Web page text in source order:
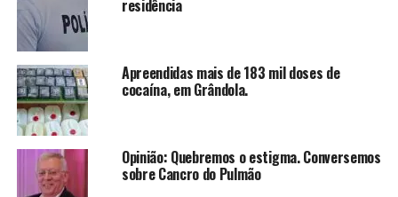
residência
Apreendidas mais de 183 mil doses de
cocaína, em Grândola.
Opinião: Quebremos o estigma. Conversemos
sobre Cancro do Pulmão